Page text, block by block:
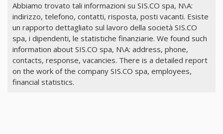
Abbiamo trovato tali informazioni su SIS.CO spa, N\A:
indirizzo, telefono, contatti, risposta, posti vacanti. Esiste
un rapporto dettagliato sul lavoro della società SIS.CO
spa, i dipendenti, le statistiche finanziarie. We found such
information about SIS.CO spa, N\A: address, phone,
contacts, response, vacancies. There is a detailed report
on the work of the company SIS.CO spa, employees,
financial statistics.